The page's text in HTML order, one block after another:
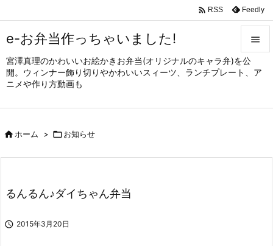
e-お弁当作っちゃいました!
宮澤真理のかわいいお絵かきお弁当(オリジナルのキャラ弁)を公
開。ウィンナー飾り切りやかわいいスィーツ、ランチプレート、ア
ニメや作り方動画も


メニュ
サイド

 RSS Feedly
ホーム > お知らせ
るんるん♪ダイちゃん弁当
 2015年3月20日